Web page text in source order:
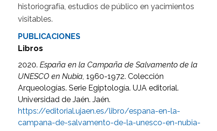
historiografía, estudios de público en yacimientos
visitables.
PUBLICACIONES
Libros
2020.España en la Campaña de Salvamento de la
UNESCO en Nubia, 1960-1972. Colección
Arqueologías. Serie Egiptología. UJA editorial.
Universidad de Jaén. Jaén.
https://editorial.ujaen.es/libro/espana-en-la-
campana-de-salvamento-de-la-unesco-en-nubia-